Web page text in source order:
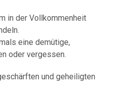
in der Vollkommenheit
eine demütige,
oder vergessen.
und geheiligten